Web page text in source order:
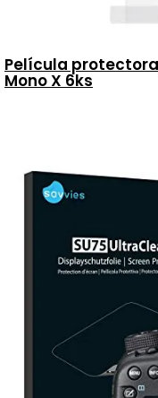
Película
Mono X 6ks